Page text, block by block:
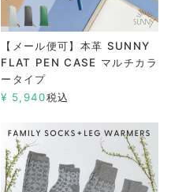
【メール便可】本革 SUNNY
FLAT PEN CASE マルチカラ
ータイプ
¥ 5,940税込